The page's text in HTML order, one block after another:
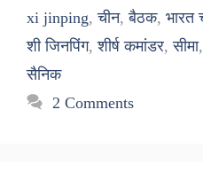
xi jinping,चीन,बैठक, भारत
शी जिनपिंग,शीर्ष कमांडर,सीमा
सैनिक
2 Comments